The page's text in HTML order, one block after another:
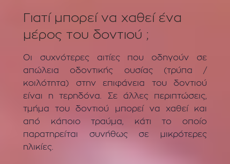
Γιατί μπορεί να χαθεί ένα
μέρος του δοντιού ;
Οι συχνότερες αιτίες που οδηγούν σε
απώλεια οδοντικής ουσίας (τρύπα /
κοιλότητα) στην επιφάνεια του δοντιού
είναι η τερηδόνα. Σε άλλες περιπτώσεις,
τμήμα του δοντιού μπορεί να χαθεί και
από κάποιο τραύμα, κάτι το οποίο
παρατηρείται συνήθως σε μικρότερες
ηλικίες.